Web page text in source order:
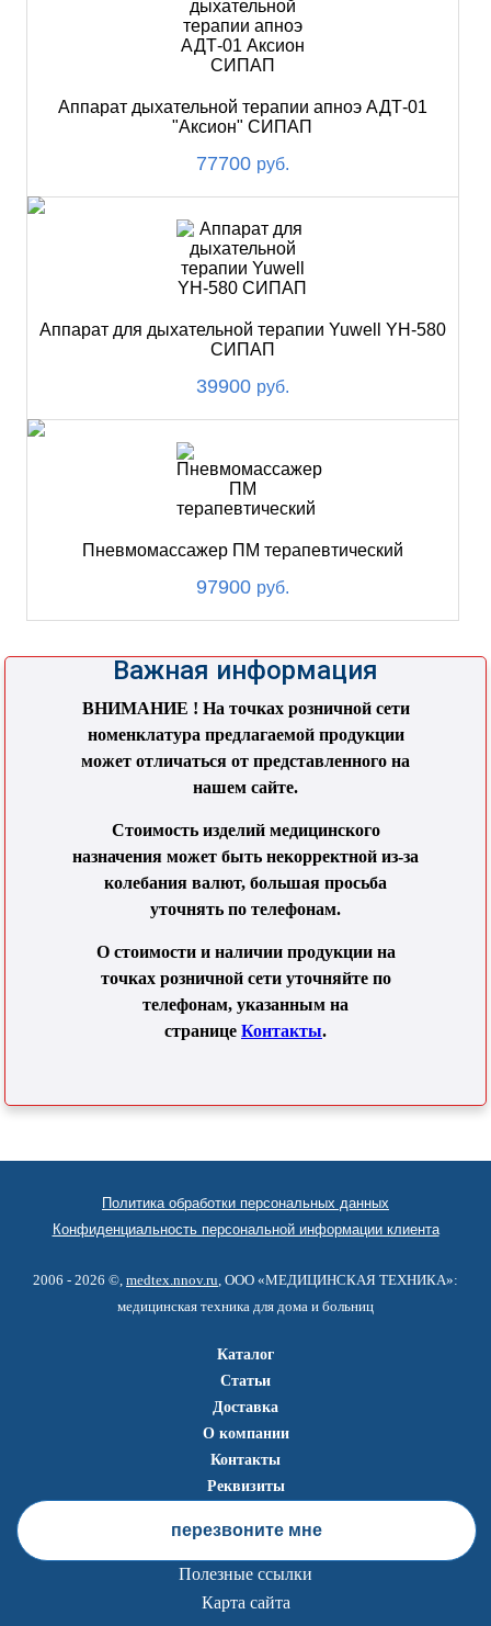
Аппарат дыхательной терапии апноэ АДТ-01
"Аксион" СИПАП
77700 руб.
Аппарат для дыхательной терапии Yuwell YH-580
СИПАП
39900 руб.
Пневмомассажер ПМ терапевтический
97900 руб.
Важная информация
ВНИМАНИЕ ! На точках розничной сети
номенклатура предлагаемой продукции
может отличаться от представленного на
нашем сайте.
Стоимость изделий медицинского
назначения может быть некорректной из-за
колебания валют, большая просьба
уточнять по телефонам.
О стоимости и наличии продукции на
точках розничной сети уточняйте по
телефонам, указанным на
странице Контакты.
Политика обработки персональных данных
Конфиденциальность персональной информации клиента
2006 - 2026 ©, medtex.nnov.ru , ООО «МЕДИЦИНСКАЯ ТЕХНИКА»:
медицинская техника для дома и больниц
Каталог
Статьи
Доставка
О компании
Контакты
Реквизиты
перезвоните мне
Полезные ссылки
Карта сайта